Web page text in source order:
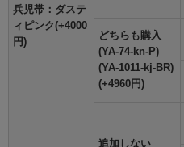
兵児帯：ダステ
ィピンク(+4000
円)
どちらも購入
(YA-74-kn-P)
(YA-1011-kj-BR)
(+4960円)
追加しない